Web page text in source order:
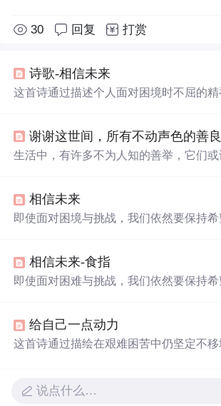
30 回复 打赏
诗歌-相信未来
这首诗通过描述个人面对困境时不屈的
谢谢这世间，所有不动声色的善良
生活中，有许多不为人知的善举，它们
护他人尊严到尊重个人隐私，每一个细节
最美好的一面。
相信未来
即使面对困境与挑战，我们依然要保持
爱生命。
相信未来-食指
即使面对困难与挑战，我们依然要保持
给自己一点动力
这首诗通过描绘在艰难困苦中仍坚定不
说点什么…